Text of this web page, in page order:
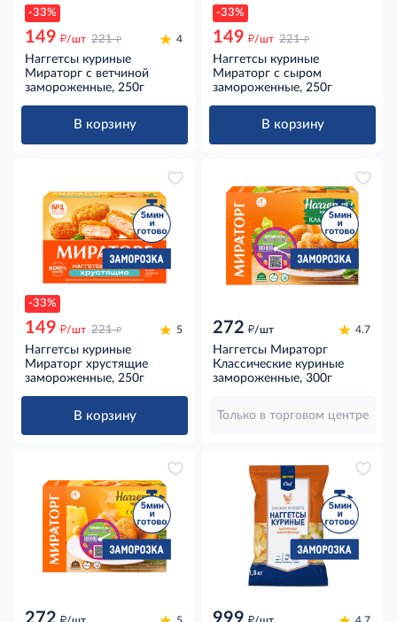
-33%
149 д/шт 221 д 4
Наггетсы куриные
Мираторг с ветчиной
замороженные, 250г
В корзину
-33%
149 д/шт 221 д
Наггетсы куриные
Мираторг с сыром
замороженные, 250г
В корзину
-33%
149 д/шт 221 д 5
Наггетсы куриные
Мираторг хрустящие
замороженные, 250г
В корзину
272 д/шт 4.7
Наггетсы Мираторг
Классические куриные
замороженные, 300г
Только в торговом центре
д д